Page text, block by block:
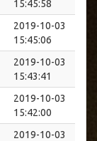
15:45:58
2019-10-03
15:45:06
2019-10-03
15:43:41
2019-10-03
15:42:00
2019-10-03